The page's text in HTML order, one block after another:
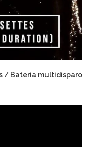
/ Batería multidisparo